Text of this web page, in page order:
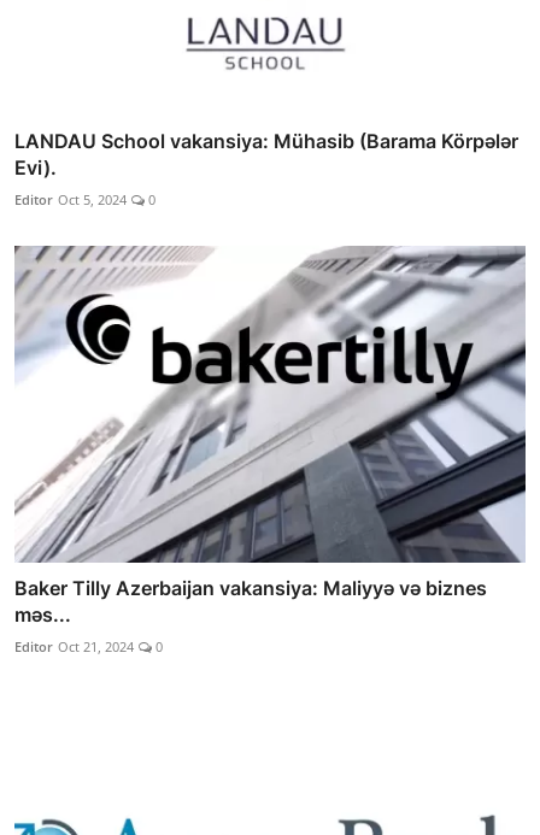
LANDAU School vakansiya: Mühasib (Barama Körpələr
Evi).
Editor Oct 5, 2024 0
Baker Tilly Azerbaijan vakansiya: Maliyyə və biznes
məs...
Editor Oct 21, 2024 0